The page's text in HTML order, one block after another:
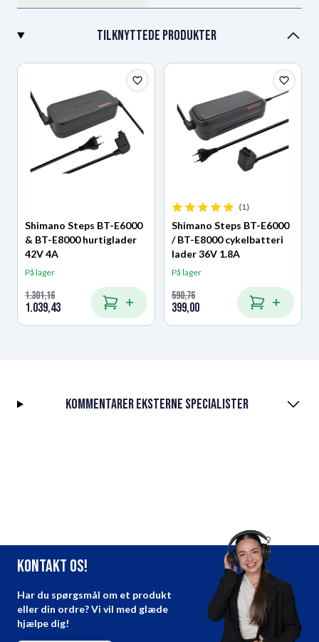
Type Original
Tilknyttede produkter
Shimano Steps BT-E6000
& BT-E8000 hurtiglader
42V 4A
På lager
Regular Price
1.301,16
Special Price
1.039,43 Læg i kurv
(1)
Shimano Steps BT-E6000
/ BT-E8000 cykelbatteri
lader 36V 1.8A
På lager
Regular Price
590,76
Special Price
399,00 Læg i kurv
Kommentarer eksterne specialister
Kontakt os!
Har du spørgsmål om et produkt
eller din ordre? Vi vil med glæde
hjælpe dig!